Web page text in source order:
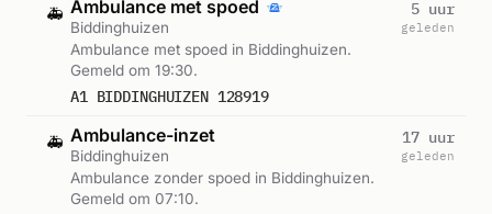
🚑 Ambulance met spoed
Biddinghuizen
Ambulance met spoed in Biddinghuizen.
Gemeld om 19:30.
A1 BIDDINGHUIZEN 128919
5 uur
geleden
🚑 Ambulance-inzet
Biddinghuizen
Ambulance zonder spoed in Biddinghuizen.
Gemeld om 07:10.
17 uur
geleden